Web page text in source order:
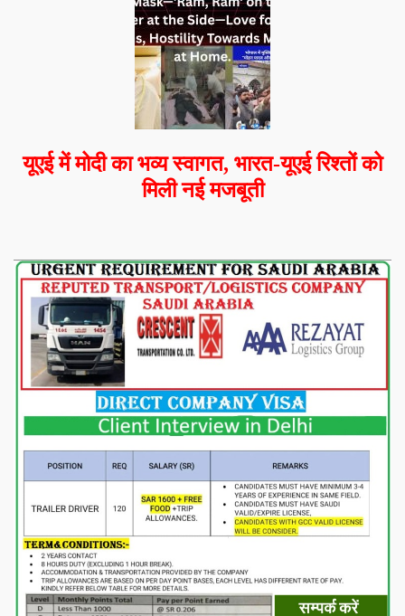
यूएई में मोदी का भव्य स्वागत, भारत-यूएई रिश्तों को
मिली नई मजबूती